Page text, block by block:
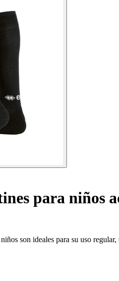
para niños
son ideales para su uso